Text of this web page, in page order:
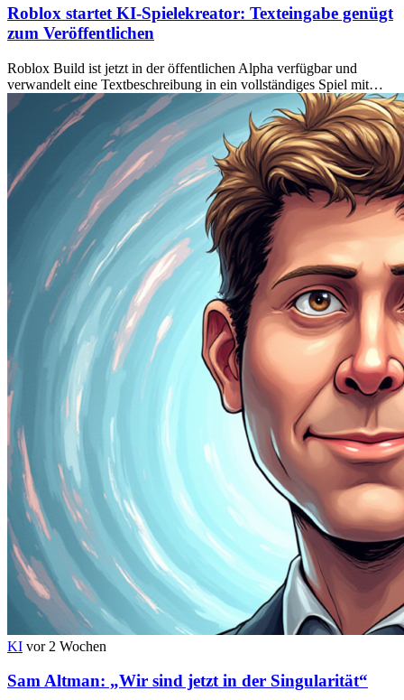
Roblox startet KI-Spielekreator: Texteingabe genügt
zum Veröffentlichen
Roblox Build ist jetzt in der öffentlichen Alpha verfügbar und
verwandelt eine Textbeschreibung in ein vollständiges Spiel mit…
KI vor 2 Wochen
Sam Altman: „Wir sind jetzt in der Singularität“